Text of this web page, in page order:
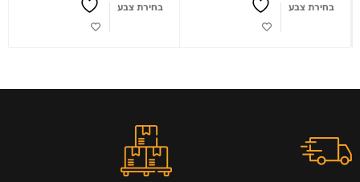
בחירת צבע בחירת צבע